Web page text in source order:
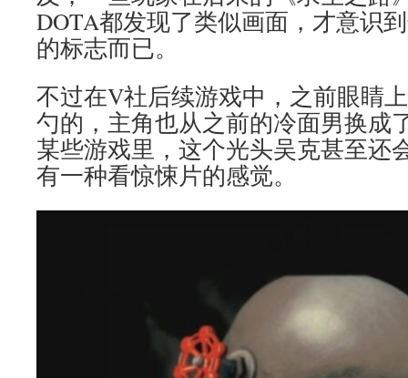
DOTA都发现了类似画面，才意识
的标志而已。
不过在V社后续游戏中，之前眼睛
勺的，主角也从之前的冷面男换成
某些游戏里，这个光头吴克甚至还
有一种看惊悚片的感觉。